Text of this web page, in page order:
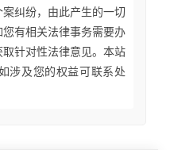
纠纷，由此产生的一切
有相关法律事务需要办
针对性法律意见。本站
涉及您的权益可联系处